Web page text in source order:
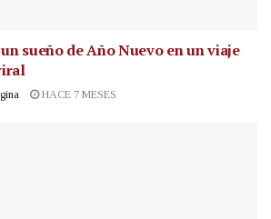
sueño de Año Nuevo en un viaje
HACE 7 MESES